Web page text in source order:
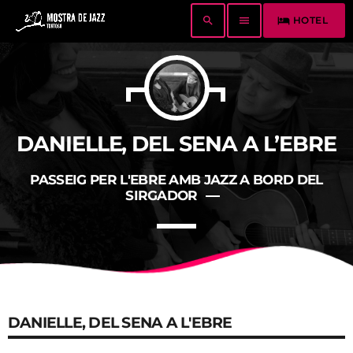
search menu hotel HOTEL
LA MOSTRA JAZZ TORTOSA, CONVOCA EL
CONCURS ANUAL DE DISSENY DE CARTELLS
DEL FESTIVAL
today 19 DE MARÇ DE 2026
VOLS TOCAR A LA XXXIII MOSTRA DE JAZZ
DE TORTOSA? CONVOCATÒRIA OBERTA!
TOP
COMPRA ENTRADES O ABONAMENT
DANIELLE, DEL SENA A L’EBRE
PASSEIG PER L'EBRE AMB JAZZ A BORD DEL
SIRGADOR
DANIELLE, DEL SENA A L'EBRE